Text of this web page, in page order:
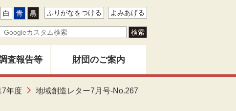
白 青 黒 ふりがなをつける よみあげる
査報告等
レター
財団のご案内
地域創造とは
年度
地域創造レター7月号-No.267